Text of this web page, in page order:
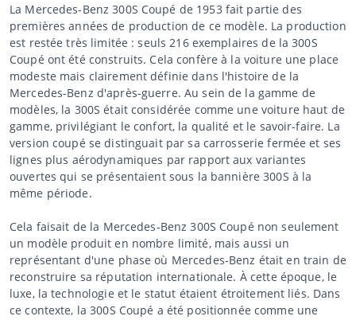
La Mercedes-Benz 300S Coupé de 1953 fait partie des
premières années de production de ce modèle. La production
est restée très limitée : seuls 216 exemplaires de la 300S
Coupé ont été construits. Cela confère à la voiture une place
modeste mais clairement définie dans l'histoire de la
Mercedes-Benz d'après-guerre. Au sein de la gamme de
modèles, la 300S était considérée comme une voiture haut de
gamme, privilégiant le confort, la qualité et le savoir-faire. La
version coupé se distinguait par sa carrosserie fermée et ses
lignes plus aérodynamiques par rapport aux variantes
ouvertes qui se présentaient sous la bannière 300S à la
même période.
Cela faisait de la Mercedes-Benz 300S Coupé non seulement
un modèle produit en nombre limité, mais aussi un
représentant d'une phase où Mercedes-Benz était en train de
reconstruire sa réputation internationale. À cette époque, le
luxe, la technologie et le statut étaient étroitement liés. Dans
ce contexte, la 300S Coupé a été positionnée comme une